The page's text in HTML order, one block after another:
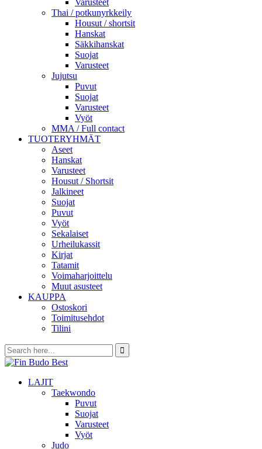
Varusteet
Thai / potkunyrkkeily
Housut / shortsit
Hanskat
Säkkihanskat
Suojat
Varusteet
Jujutsu
Puvut
Suojat
Varusteet
Vyöt
MMA / Full contact
TUOTERYHMÄT
Aseet
Hanskat
Varusteet
Housut / Shortsit
Jalkineet
Suojat
Puvut
Vyöt
Sekalaiset
Urheilukassit
Kirjat
Tatamit
Voimaharjoittelu
Muut asusteet
KAUPPA
Ostoskori
Toimitusehdot
Tilini
LAJIT
Taekwondo
Puvut
Suojat
Varusteet
Vyöt
Judo